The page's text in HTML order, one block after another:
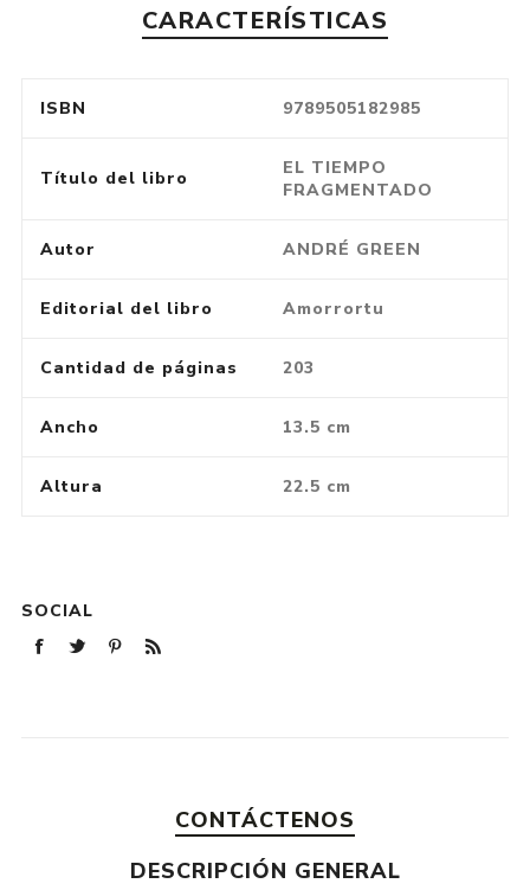
CARACTERÍSTICAS
ISBN 9789505182985
Título del libro
EL TIEMPO
FRAGMENTADO
Autor ANDRÉ GREEN
Editorial del libro Amorrortu
Cantidad de páginas 203
Ancho 13.5 cm
Altura 22.5 cm
SOCIAL
CONTÁCTENOS
DESCRIPCIÓN GENERAL